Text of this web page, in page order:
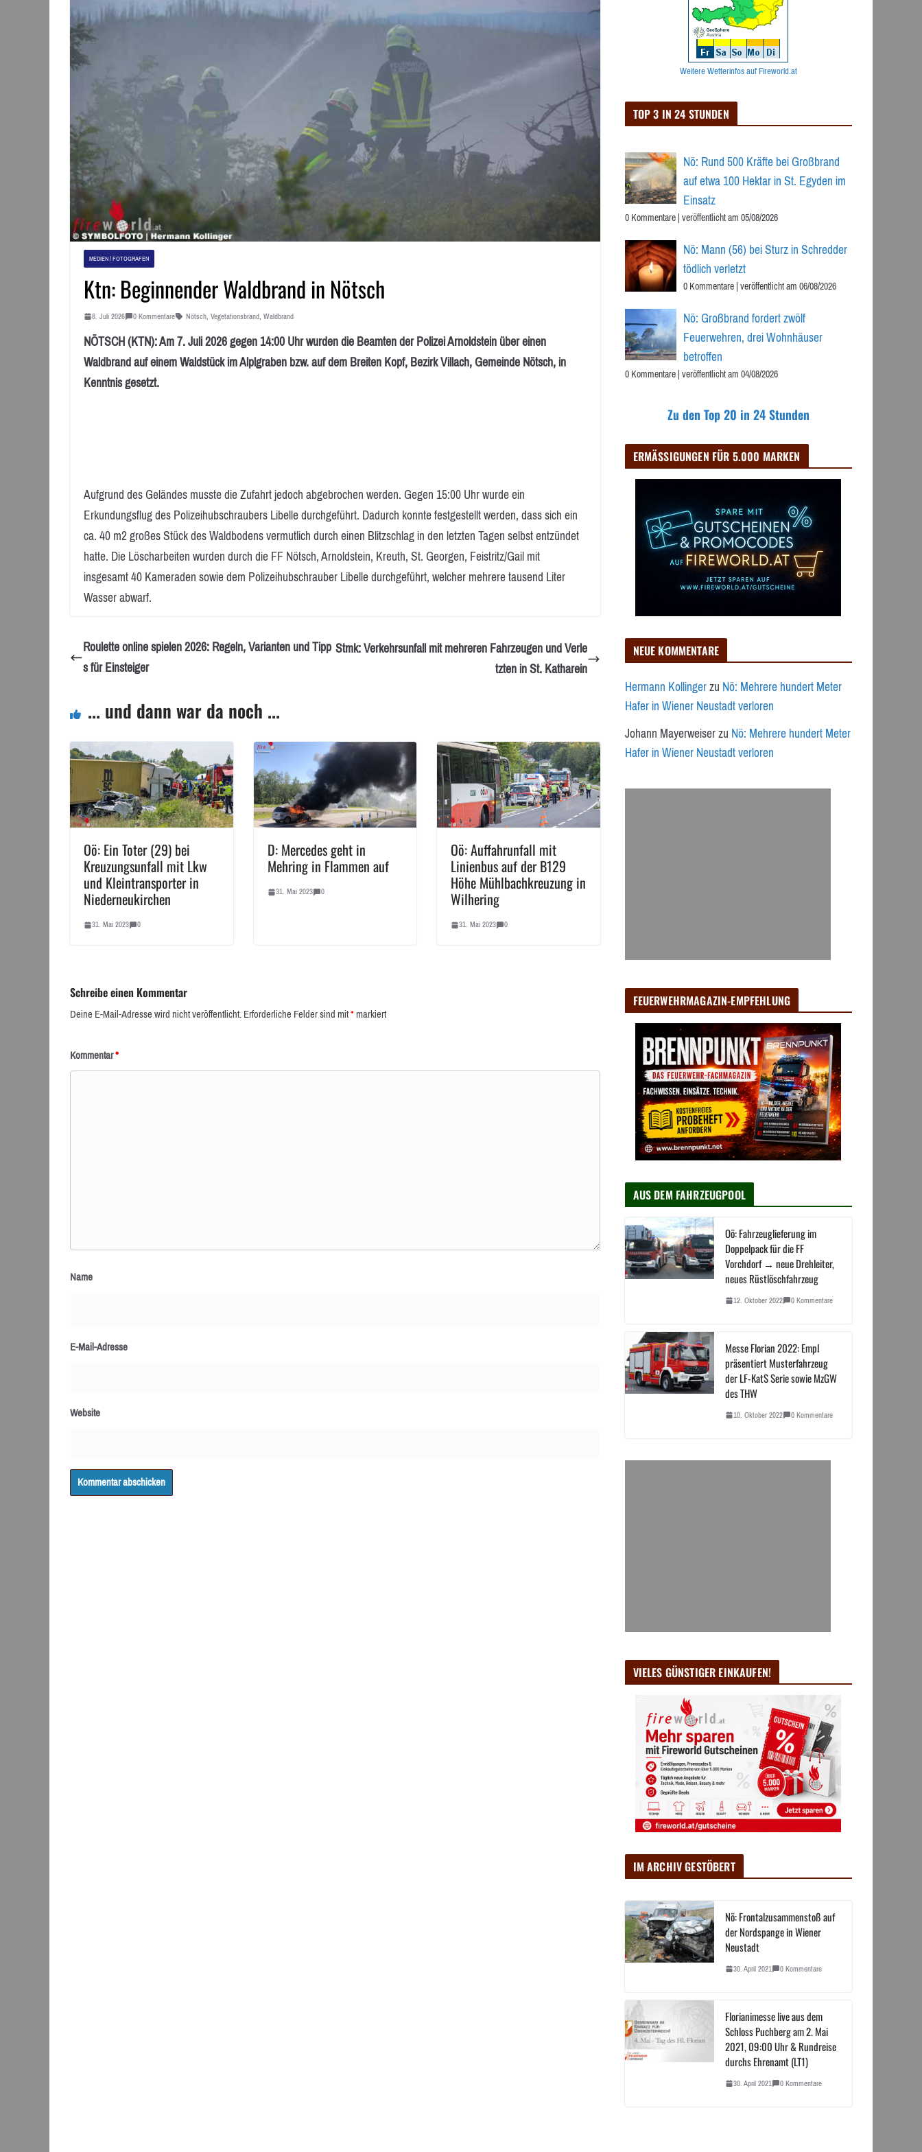
MEDIEN / FOTOGRAFEN
Ktn: Beginnender Waldbrand in Nötsch
8. Juli 2026 0 Kommentare Nötsch, Vegetationsbrand, Waldbrand
NÖTSCH (KTN): Am 7. Juli 2026 gegen 14:00 Uhr wurden die Beamten der Polizei Arnoldstein über einen
Waldbrand auf einem Waldstück im Alplgraben bzw. auf dem Breiten Kopf, Bezirk Villach, Gemeinde Nötsch, in
Kenntnis gesetzt.
Aufgrund des Geländes musste die Zufahrt jedoch abgebrochen werden. Gegen 15:00 Uhr wurde ein
Erkundungsflug des Polizeihubschraubers Libelle durchgeführt. Dadurch konnte festgestellt werden, dass sich ein
ca. 40 m2 großes Stück des Waldbodens vermutlich durch einen Blitzschlag in den letzten Tagen selbst entzündet
hatte. Die Löscharbeiten wurden durch die FF Nötsch, Arnoldstein, Kreuth, St. Georgen, Feistritz/Gail mit
insgesamt 40 Kameraden sowie dem Polizeihubschrauber Libelle durchgeführt, welcher mehrere tausend Liter
Wasser abwarf.
Roulette online spielen 2026: Regeln, Varianten und Tipp
s für Einsteiger
Stmk: Verkehrsunfall mit mehreren Fahrzeugen und Verle
tzten in St. Katharein
... und dann war da noch ...
Oö: Ein Toter (29) bei
Kreuzungsunfall mit Lkw
und Kleintransporter in
Niederneukirchen
31. Mai 2023 0
D: Mercedes geht in
Mehring in Flammen auf
31. Mai 2023 0
Oö: Auffahrunfall mit
Linienbus auf der B129
Höhe Mühlbachkreuzung in
Wilhering
31. Mai 2023 0
Schreibe einen Kommentar
Deine E-Mail-Adresse wird nicht veröffentlicht.Erforderliche Felder sind mit*markiert
Kommentar*
Name
E-Mail-Adresse
Website
Weitere Wetterinfos auf Fireworld.at
TOP 3 IN 24 STUNDEN
Nö: Rund 500 Kräfte bei Großbrand
auf etwa 100 Hektar in St. Egyden im
Einsatz
0 Kommentare|veröffentlicht am 05/08/2026
Nö: Mann (56) bei Sturz in Schredder
tödlich verletzt
0 Kommentare|veröffentlicht am 06/08/2026
Nö: Großbrand fordert zwölf
Feuerwehren, drei Wohnhäuser
betroffen
0 Kommentare|veröffentlicht am 04/08/2026
Zu den Top 20 in 24 Stunden
ERMÄSSIGUNGEN FÜR 5.000 MARKEN
NEUE KOMMENTARE
Hermann KollingerzuNö: Mehrere hundert Meter
Hafer in Wiener Neustadt verloren
Johann MayerweiserzuNö: Mehrere hundert Meter
Hafer in Wiener Neustadt verloren
FEUERWEHRMAGAZIN-EMPFEHLUNG
AUS DEM FAHRZEUGPOOL
Oö: Fahrzeuglieferung im
Doppelpack für die FF
Vorchdorf → neue Drehleiter,
neues Rüstlöschfahrzeug
12. Oktober 2022 0 Kommentare
Messe Florian 2022: Empl
präsentiert Musterfahrzeug
der LF-KatS Serie sowie MzGW
des THW
10. Oktober 2022 0 Kommentare
VIELES GÜNSTIGER EINKAUFEN!
IM ARCHIV GESTÖBERT
Nö: Frontalzusammenstoß auf
der Nordspange in Wiener
Neustadt
30. April 2021 0 Kommentare
Florianimesse live aus dem
Schloss Puchberg am 2. Mai
2021, 09:00 Uhr & Rundreise
durchs Ehrenamt (LT1)
30. April 2021 0 Kommentare